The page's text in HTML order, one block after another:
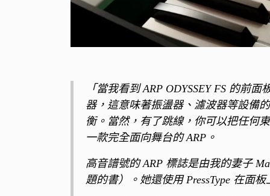
「當我看到 ARP ODYSSEY FS 的前
器，這意味著振盪器、濾波器等設備
衡。當然，有了跳線，你可以把任何
一款完全面向舞台的 ARP。
高音譜號的 ARP 標誌是由我的妻子
題的書）。她還使用 PressType 在面